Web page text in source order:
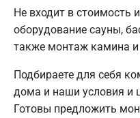
Не входит в стоимость
оборудование сауны,
также монтаж камина и
Подбираете для себя
дома и наши условия и
Готовы предложить